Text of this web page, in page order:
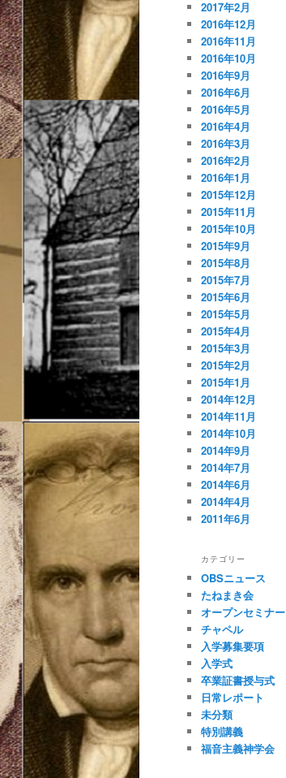
2017年2月
2016年12月
2016年11月
2016年10月
2016年9月
2016年6月
2016年5月
2016年4月
2016年3月
2016年2月
2016年1月
2015年12月
2015年11月
2015年10月
2015年9月
2015年8月
2015年7月
2015年6月
2015年5月
2015年4月
2015年3月
2015年2月
2015年1月
2014年12月
2014年11月
2014年10月
2014年9月
2014年7月
2014年6月
2014年4月
2011年6月
カテゴリー
OBSニュース
たねまき会
オープンセミナー
チャペル
入学募集要項
入学式
卒業証書授与式
日常レポート
未分類
特別講義
福音主義神学会